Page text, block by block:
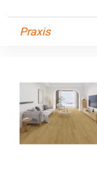
Praxis